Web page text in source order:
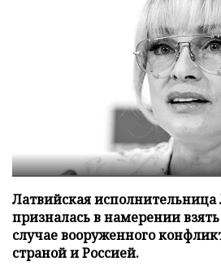
Латвийская
призналась в намерении
случае вооруженного
страной и Россией.